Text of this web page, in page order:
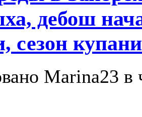
дебош
сезон
Marina23 в